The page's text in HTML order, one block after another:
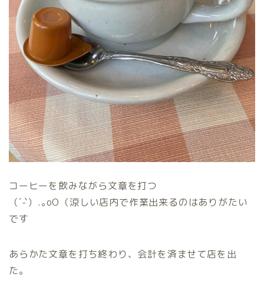
コーヒーを飲みながら文章を打つ
（´-`）.｡oO（涼しい店内で作業出来るのはありがたい
です
あらかた文章を打ち終わり、会計を済ませて店を出
た。